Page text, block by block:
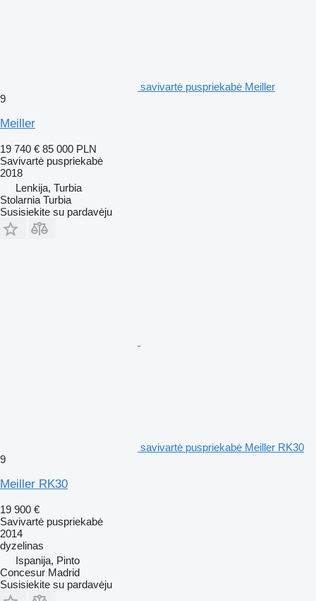
savivartė puspriekabė Meiller
9
Meiller
19 740 € 85 000 PLN
Savivartė puspriekabė
2018
Lenkija, Turbia
Stolarnia Turbia
Susisiekite su pardavėju
savivartė puspriekabė Meiller RK30
9
Meiller RK30
19 900 €
Savivartė puspriekabė
2014
dyzelinas
Ispanija, Pinto
Concesur Madrid
Susisiekite su pardavėju